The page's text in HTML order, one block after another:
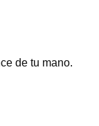
de tu mano.